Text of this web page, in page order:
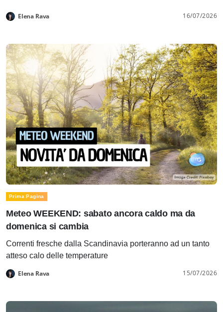
Elena Rava 16/07/2026
Prima Pagina
Meteo WEEKEND: sabato ancora caldo ma da
domenica si cambia
Correnti fresche dalla Scandinavia porteranno ad un tanto
atteso calo delle temperature
Elena Rava 15/07/2026